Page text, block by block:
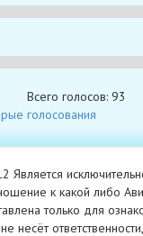
Всего голосов: 93
голосования
Является
к какой либо
только для
несёт